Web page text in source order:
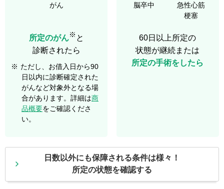
がん
所定のがん※ と
診断されたら
※ ただし、お借入日から90
日以内に診断確定された
がんなど対象外となる場
合があります。詳細は商
品概要をご確認くださ
い。
脳卒中
急性心筋
梗塞
60日以上所定の
状態が継続または
所定の手術をしたら
日数以外にも保障される条件は様々！
所定の状態を確認する